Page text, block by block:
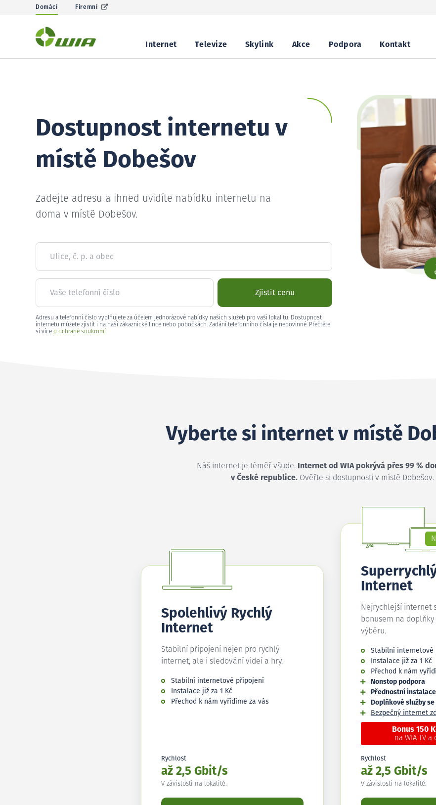
Domácí Firemní
Internet Televize Skylink Akce Podpora Kontakt
Dostupnost internetu v
místě Dobešov
Zadejte adresu a ihned uvidíte nabídku internetu na
doma v místě Dobešov.
Ulice, č. p. a obec
Vaše telefonní číslo Zjistit cenu
Adresu a telefonní číslo vyplňujete za účelem jednorázové nabídky našich služeb pro vaši lokalitu. Dostupnost
internetu můžete zjistit i na naší zákaznické lince nebo pobočkách. Zadání telefonního čísla je nepovinné. Přečtěte
si více o ochraně soukromí.
Vyberte si internet v místě
Náš internet je téměř všude.
Internet od WIA pokrývá přes 99 %
v České republice.Ověřte si dostupnosti v místě Dobešov.
Spolehlivý Rychlý
Internet
Stabilní připojení nejen pro rychlý
internet, ale i sledování videí a hry.
Stabilní internetové připojení
Instalace již za 1 Kč
Přechod k nám vyřídíme za vás
Rychlost
až 2,5 Gbit/s
V závislosti na lokalitě.
Internet
Nejrychlejší internet
bonusem na
výběru.
Stabilní internetové
Instalace již za 1 Kč
Přechod k nám
Nonstop podpora
Přednostní instalace
Doplňkové služby
Bezpečný internet
Bonus 150
na WIA TV
Rychlost
až 2,5 Gbit/s
V závislosti na lokalitě.